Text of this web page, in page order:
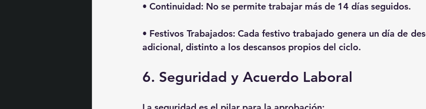
• Continuidad: No se permite trabajar más de 14 días seguidos.
• Festivos Trabajados: Cada festivo trabajado genera un día de
adicional, distinto a los descansos propios del ciclo.
6. Seguridad y Acuerdo Laboral